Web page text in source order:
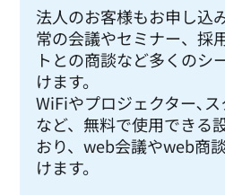
法人のお客様もお申し込
常の会議やセミナー、採
トとの商談など多くのシ
けます。
WiFiやプロジェクター､
など、無料で使用できる
おり、web会議やweb商
けます。